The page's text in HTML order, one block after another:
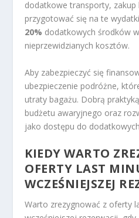
dodatkowe transporty,
przygotować się na te
20% dodatkowych środków
nieprzewidzianych kosztów.
Aby zabezpieczyć się
ubezpieczenie podróżne,
utraty bagażu. Dobrą
budżetu awaryjnego oraz
jako dostępu do
KIEDY WARTO
OFERTY LAST
WCZEŚNIEJSZEJ
Warto zrezygnować z oferty